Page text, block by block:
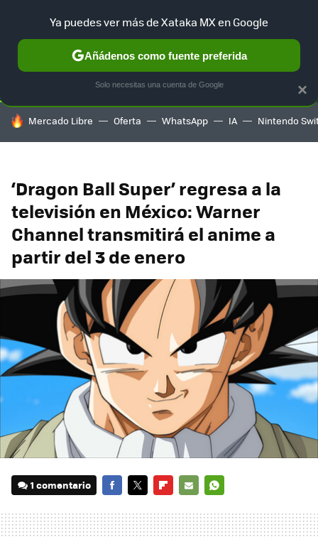
SELECCIÓN GAMING HOME AUTO TERRITORIO
HOY SE HABLA DE
Mercado Libre Oferta WhatsApp IA Nintendo
‘Dragon Ball Super’ regresa a la
televisión en México: Warner
Channel transmitirá el anime a
partir del 3 de enero
1 comentario
MAIL
×
Ya puedes ver más de Xataka MX en Google
Añádenos como fuente preferida
Solo necesitas una cuenta de Google